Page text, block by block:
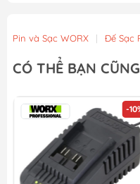
Pin và Sạc WORX | Đế Sạc
CÓ THỂ BẠN
-